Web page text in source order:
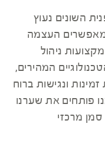
השונים נעוץ
העצמה
ניהול
המהירים,
ונגישות ברוח
פותחים את שערנו
מרכזי